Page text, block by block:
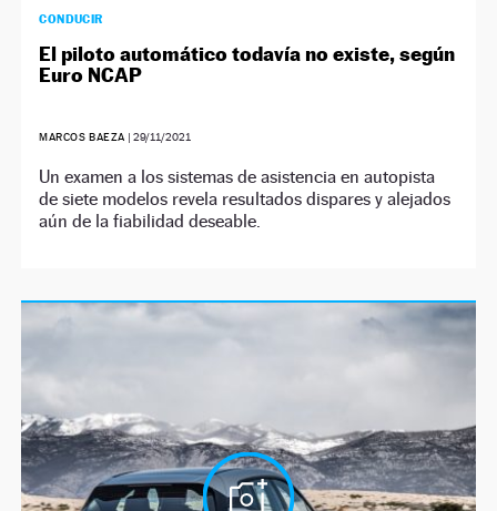
CONDUCIR
El piloto automático todavía no existe, según
Euro NCAP
MARCOS BAEZA |29/11/2021
Un examen a los sistemas de asistencia en autopista
de siete modelos revela resultados dispares y alejados
aún de la fiabilidad deseable.